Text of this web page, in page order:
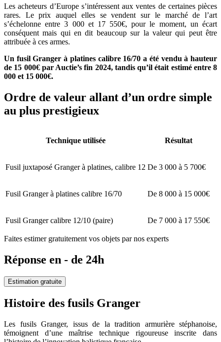
Les acheteurs d’Europe s’intéressent aux ventes de certaines pièces
rares. Le prix auquel elles se vendent sur le marché de l’art
s’échelonne entre 3 000 et 17 550€, pour le moment, un écart
conséquent mais qui en dit beaucoup sur la valeur qui peut être
attribuée à ces armes.
Un fusil Granger à platines calibre 16/70 a été vendu à hauteur
de 15 000€ par Auctie’s fin 2024, tandis qu’il était estimé entre 8
000 et 15 000€.
Ordre de valeur allant d’un ordre simple
au plus prestigieux
Technique utilisée Résultat
Fusil juxtaposé Granger à platines, calibre 12 De 3 000 à 5 700€
Fusil Granger à platines calibre 16/70 De 8 000 à 15 000€
Fusil Granger calibre 12/10 (paire) De 7 000 à 17 550€
Faites estimer gratuitement vos objets par nos experts
Réponse en - de 24h
Estimation gratuite
Histoire des fusils Granger
Les fusils Granger, issus de la tradition armurière stéphanoise,
témoignent d’une maîtrise technique rigoureuse inscrite dans